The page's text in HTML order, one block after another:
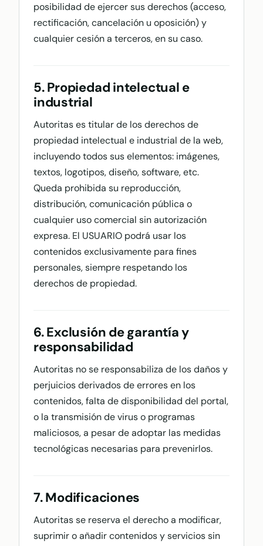
posibilidad de ejercer sus derechos (acceso,
rectificación, cancelación u oposición) y
cualquier cesión a terceros, en su caso.
5. Propiedad intelectual e
industrial
Autoritas es titular de los derechos de
propiedad intelectual e industrial de la web,
incluyendo todos sus elementos: imágenes,
textos, logotipos, diseño, software, etc.
Queda prohibida su reproducción,
distribución, comunicación pública o
cualquier uso comercial sin autorización
expresa. El USUARIO podrá usar los
contenidos exclusivamente para fines
personales, siempre respetando los
derechos de propiedad.
6. Exclusión de garantía y
responsabilidad
Autoritas no se responsabiliza de los daños y
perjuicios derivados de errores en los
contenidos, falta de disponibilidad del portal,
o la transmisión de virus o programas
maliciosos, a pesar de adoptar las medidas
tecnológicas necesarias para prevenirlos.
7. Modificaciones
Autoritas se reserva el derecho a modificar,
suprimir o añadir contenidos y servicios sin